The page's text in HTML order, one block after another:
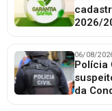
2026/
06/08/
Polícia
da